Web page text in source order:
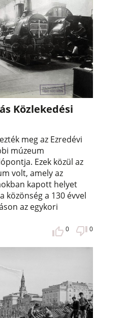
Közlekedési
meg az Ezredévi
múzeum
Ezek közül az
volt, amely az
kapott helyet
közönség a 130 évvel
az egykori
0 0